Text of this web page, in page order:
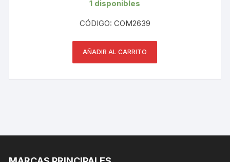
1 disponibles
CÓDIGO: COM2639
AÑADIR AL CARRITO